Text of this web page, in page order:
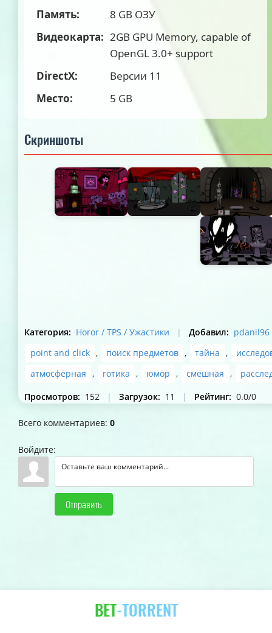
Память:
8 GB ОЗУ
Видеокарта: 2GB GPU Memory, capable of
OpenGL 3.0+ support
DirectX:
Версии 11
Место:
5 GB
Скриншоты
Категория: Horor / TPS / Ужастики | Добавил: pdanil96
point and click , поиск предметов , тайна ,
атмосферная , готика , юмор , смешная ,
Просмотров: 152 | Загрузок: 11 | Рейтинг: 0.0/0
Всего комментариев: 0
Войдите:
Отправить
BET-TORRENT